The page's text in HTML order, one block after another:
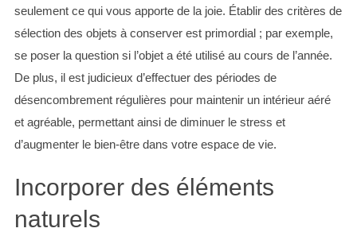
seulement ce qui vous apporte de la joie. Établir des critères de
sélection des objets à conserver est primordial ; par exemple,
se poser la question si l’objet a été utilisé au cours de l’année.
De plus, il est judicieux d’effectuer des périodes de
désencombrement régulières pour maintenir un intérieur aéré
et agréable, permettant ainsi de diminuer le stress et
d’augmenter le bien-être dans votre espace de vie.
Incorporer des éléments
naturels
a
r
f
o
r